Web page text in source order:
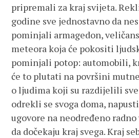
pripremali za kraj svijeta.
godine sve jednostavno da
pominjali armagedon,
meteora koja će pokositi
pominjali potop: automobili,
će to plutati na površini
o ljudima koji su razdijelili
odrekli se svoga doma,
ugovore na neodređeno
da dočekaju kraj svega. Kraj